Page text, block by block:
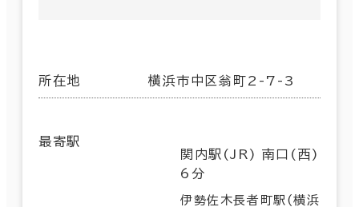
所在地 横浜市中区翁町2-7-3
最寄駅
関内駅(JR) 南口(西)
6分
伊勢佐木長者町駅(横浜